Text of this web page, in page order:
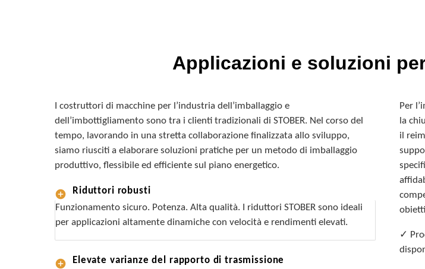
Applicazioni e soluzioni
I costruttori di macchine per l’industria dell’imballaggio e
dell’imbottigliamento sono tra i clienti tradizionali di STOBER. Nel corso del
tempo, lavorando in una stretta collaborazione finalizzata allo sviluppo,
siamo riusciti a elaborare soluzioni pratiche per un metodo di imballaggio
produttivo, flessibile ed efficiente sul piano energetico.
Riduttori robusti
Funzionamento sicuro. Potenza. Alta qualità. I riduttori STOBER sono ideali
per applicazioni altamente dinamiche con velocità e rendimenti elevati.
Elevate varianze del rapporto di trasmissione
Per
la
il
✓